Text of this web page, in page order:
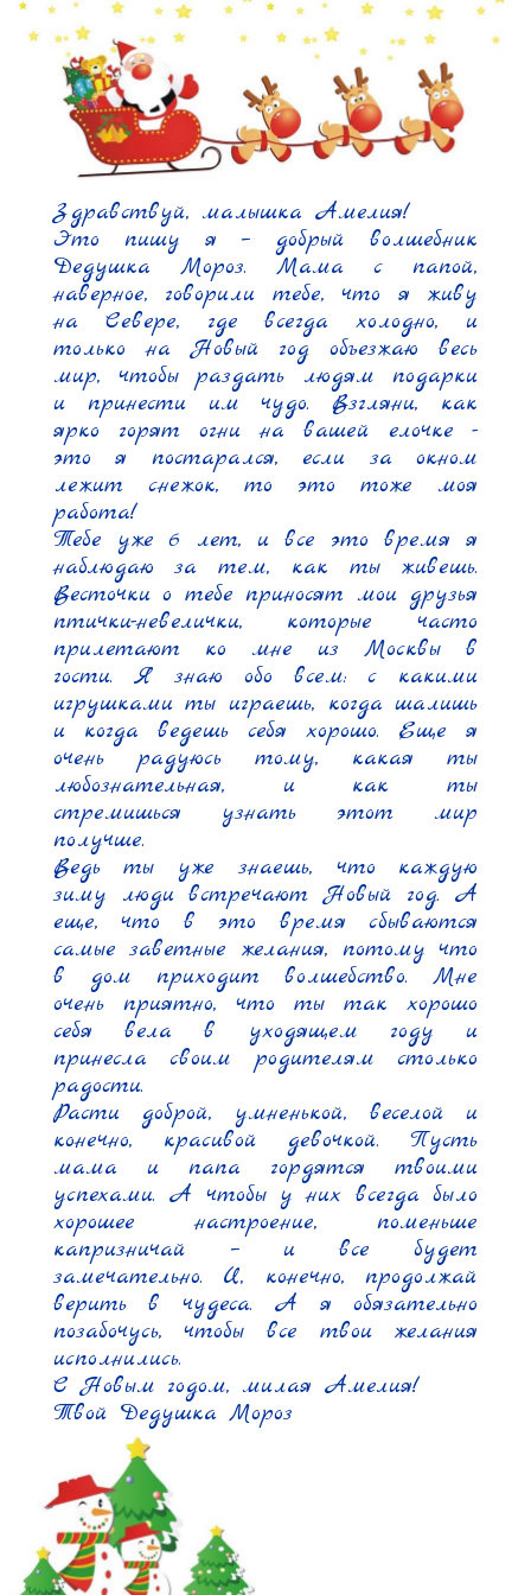
Здравствуй, малышка Амелия!
Это пишу я – добрый волшебник
Дедушка Мороз. Мама с папой,
наверное, говорили тебе, что я живу
на Севере, где всегда холодно, и
только на Новый год объезжаю весь
мир, чтобы раздать людям подарки
и принести им чудо. Взгляни, как
ярко горят огни на вашей елочке -
это я постарался, если за окном
лежит снежок, то это тоже моя
работа!
Тебе уже 6 лет, и все это время я
наблюдаю за тем, как ты живешь.
Весточки о тебе приносят мои друзья
птички-невелички, которые часто
прилетают ко мне из Москвы в
гости. Я знаю обо всем: с какими
игрушками ты играешь, когда шалишь
и когда ведешь себя хорошо. Еще я
очень радуюсь тому, какая ты
любознательная, и как ты
стремишься узнать этот мир
получше.
Ведь ты уже знаешь, что каждую
зиму люди встречают Новый год. А
еще, что в это время сбываются
самые заветные желания, потому что
в дом приходит волшебство. Мне
очень приятно, что ты так хорошо
себя вела в уходящем году и
принесла своим родителям столько
радости.
Расти доброй, умненькой, веселой и
конечно, красивой девочкой. Пусть
мама и папа гордятся твоими
успехами. А чтобы у них всегда было
хорошее настроение, поменьше
капризничай – и все будет
замечательно. И, конечно, продолжай
верить в чудеса. А я обязательно
позабочусь, чтобы все твои желания
исполнились.
С Новым годом, милая Амелия!
Твой Дедушка Мороз